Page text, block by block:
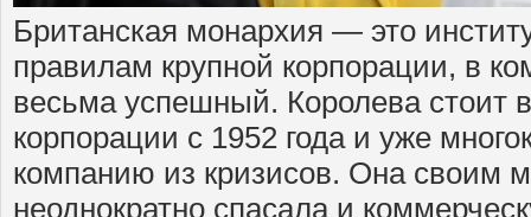
Британская монархия — это
правилам крупной корпорации, в
весьма успешный. Королева стоит
корпорации с 1952 года и уже
компанию из кризисов. Она своим
неоднократно спасала и